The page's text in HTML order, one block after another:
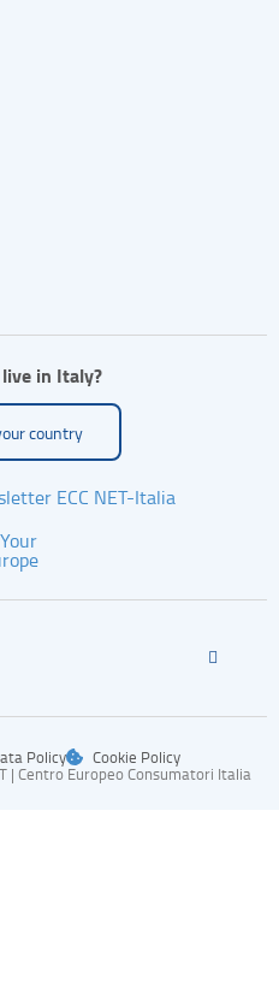
in Italy?
country
| Centro Europeo Consumatori Italia
Policy Cookie Policy